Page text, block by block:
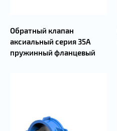
Обратный клапан
аксиальный серия 35А
пружинный фланцевый